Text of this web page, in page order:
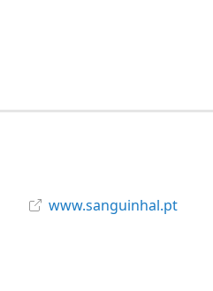
www.sanguinhal.pt